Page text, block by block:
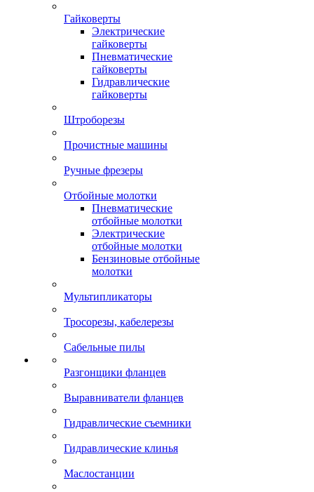
Гайковерты
Электрические
гайковерты
Пневматические
гайковерты
Гидравлические
гайковерты
Штроборезы
Прочистные машины
Ручные фрезеры
Отбойные молотки
Пневматические
отбойные молотки
Электрические
отбойные молотки
Бензиновые отбойные
молотки
Мультипликаторы
Тросорезы, кабелерезы
Сабельные пилы
Разгонщики фланцев
Выравниватели фланцев
Гидравлические съемники
Гидравлические клинья
Маслостанции